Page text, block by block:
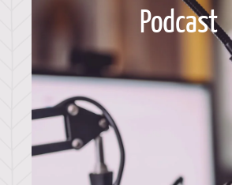
Podcast